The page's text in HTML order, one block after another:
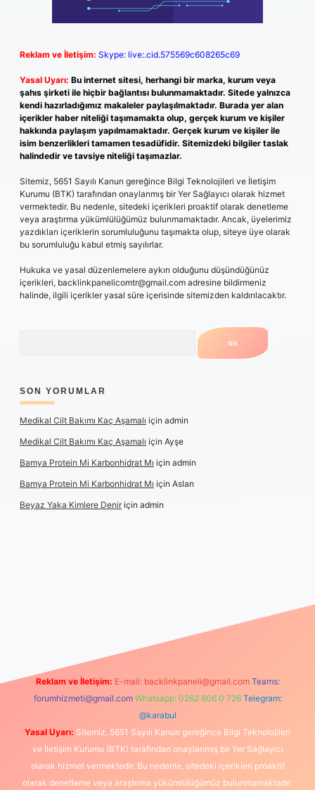
Reklam ve İletişim: Skype: live:.cid.575569c608265c69
Yasal Uyarı: Bu internet sitesi, herhangi bir marka, kurum veya
şahıs şirketi ile hiçbir bağlantısı bulunmamaktadır. Sitede yalnızca
kendi hazırladığımız makaleler paylaşılmaktadır. Burada yer alan
içerikler haber niteliği taşımamakta olup, gerçek kurum ve kişiler
hakkında paylaşım yapılmamaktadır. Gerçek kurum ve kişiler ile
isim benzerlikleri tamamen tesadüfidir. Sitemizdeki bilgiler taslak
halindedir ve tavsiye niteliği taşımazlar.
Sitemiz, 5651 Sayılı Kanun gereğince Bilgi Teknolojileri ve İletişim
Kurumu (BTK) tarafından onaylanmış bir Yer Sağlayıcı olarak hizmet
vermektedir. Bu nedenle, sitedeki içerikleri proaktif olarak denetleme
veya araştırma yükümlülüğümüz bulunmamaktadır. Ancak, üyelerimiz
yazdıkları içeriklerin sorumluluğunu taşımakta olup, siteye üye olarak
bu sorumluluğu kabul etmiş sayılırlar.
Hukuka ve yasal düzenlemelere aykırı olduğunu düşündüğünüz
içerikleri, backlinkpanelicomtr@gmail.com adresine bildirmeniz
halinde, ilgili içerikler yasal süre içerisinde sitemizden kaldırılacaktır.
SON YORUMLAR
Medikal Cilt Bakımı Kaç Aşamalı için admin
Medikal Cilt Bakımı Kaç Aşamalı için Ayşe
Bamya Protein Mi Karbonhidrat Mı için admin
Bamya Protein Mi Karbonhidrat Mı için Aslan
Beyaz Yaka Kimlere Deniriçin admin
Reklam ve İletişim: E-mail: backlinkpaneli@gmail.com Teams:
forumhizmeti@gmail.com Whatsapp: 0262 606 0 726 Telegram:
@karabul
Yasal Uyarı: Sitemiz, 5651 Sayılı Kanun gereğince Bilgi Teknolojileri
ve İletişim Kurumu (BTK) tarafından onaylanmış bir Yer Sağlayıcı
olarak hizmet vermektedir. Bu nedenle, sitedeki içerikleri proaktif
olarak denetleme veya araştırma yükümlülüğümüz bulunmamaktadır.